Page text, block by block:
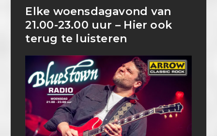
Elke woensdagavond van
21.00-23.00 uur – Hier ook
terug te luisteren